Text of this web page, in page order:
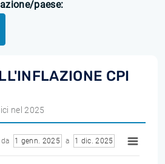
paese:
CPI
nel 2025
da 1 genn. 2025 a 1 dic. 2025